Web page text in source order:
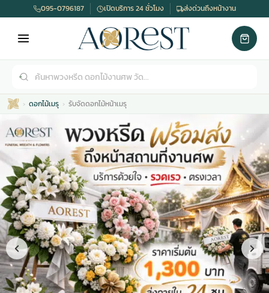
ดอกไม้หน้าศพ
ดอกไม้จัดงานศพ
จัดดอกไม้หน้าศพ
พวงหรีด กรุงเทพ
พวงหรีดราคา
สั่งพวงหรีด
มรุ
น้าเมรุ
มรุสีขาว
ไม้งานแต่ง
ไม้งานแต่ง ราคา
ไม้งานแต่ง ราคาถูก
พวงหรีดพัดลม
พวงหรีดพัดลม ราคา
พวงหรีดพัดลม ราคาถูก
รับจัดงานศพ
รับจัดงานศพ ราคา
รับจัดงานศพ ครบวงจร
095-0796187 เปิดบริการ 24 ชั่วโมง ส่งด่วนถึงหน้างาน
ดอกไม้เมรุ รับจัดดอกไม้หน้าเมรุ